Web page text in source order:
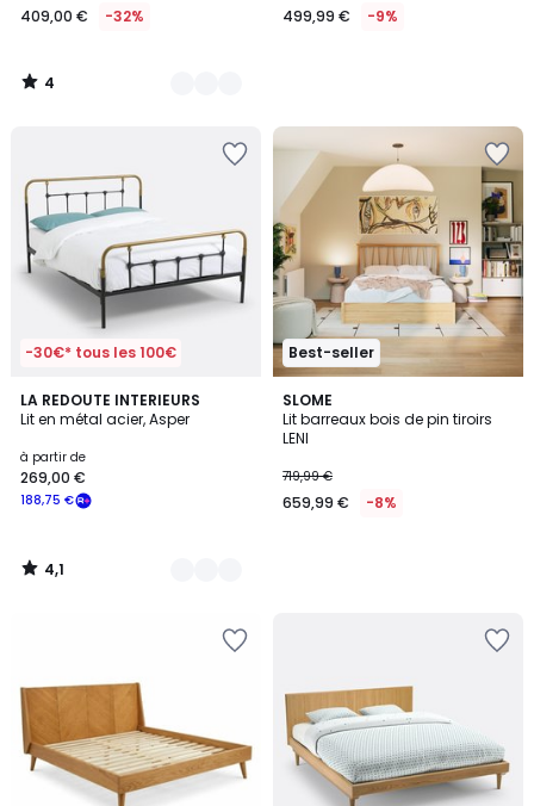
409,00 € -32%
4
/
499,99 € -9%
-30€* tous les 100€
LA REDOUTE INTERIEURS
Lit en métal acier, Asper
à partir de
188,75 €
269,00 €
4,1
/ 5
2
Couleurs
4,1
/
Best-seller
SLOME
Lit barreaux bois de pin tiroirs
LENI
719,99 €
659,99 € -8%